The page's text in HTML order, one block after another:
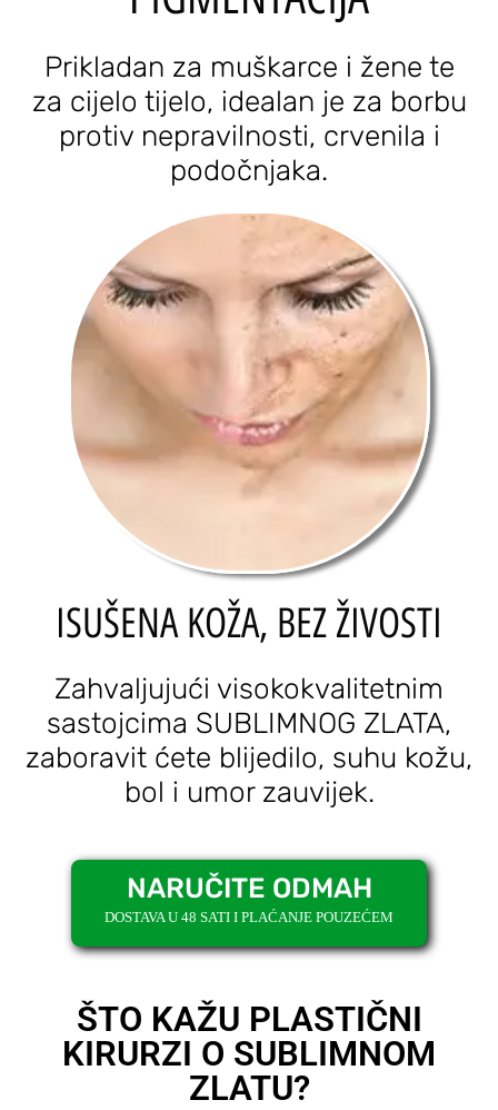
Prikladan za muškarce i žene te
za cijelo tijelo, idealan je za borbu
protiv nepravilnosti, crvenila i
podočnjaka.
ISUŠENA KOŽA, BEZ ŽIVOSTI
Zahvaljujući visokokvalitetnim
sastojcima SUBLIMNOG ZLATA,
zaboravit ćete blijedilo, suhu kožu,
bol i umor zauvijek.
NARUČITE ODMAH
DOSTAVA U 48 SATI I PLAĆANJE POUZEĆEM
ŠTO KAŽU PLASTIČNI
KIRURZI O SUBLIMNOM
ZLATU?